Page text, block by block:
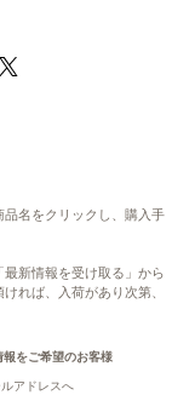
頃でお届けしま
お召し上がりくださ
で冷やすと、美味し
ご連絡ををさせてい
しくは、次の生産ま
いたしますが、何卒
よう、よろしくお願
名をクリックし、購入手
新情報を受け取る」から
れば、入荷があり次第、
をご希望のお客様
アドレスへ